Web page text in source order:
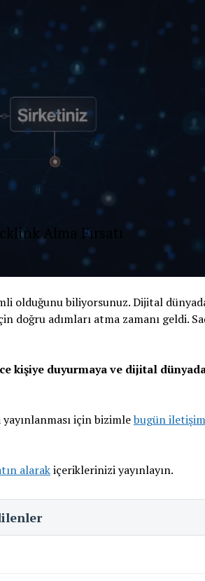
Alma Fırsatı
olduğunu biliyorsunuz. Dijital
adımları atma zamanı geldi.
kişiye duyurmaya ve dijital
için bizimlebugün
alarakiçeriklerinizi yayınlayın.